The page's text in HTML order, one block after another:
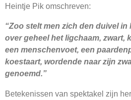
Heintje Pik omschreven:
“Zoo stelt men zich den duivel in
over geheel het ligchaam, zwart,
een menschenvoet, een
koestaart, wordende naar zijn
genoemd.”
Betekenissen van spektakel zijn